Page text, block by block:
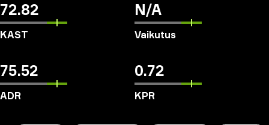
72.82
KAST
N/A
Vaikutus
75.52
ADR
0.72
KPR